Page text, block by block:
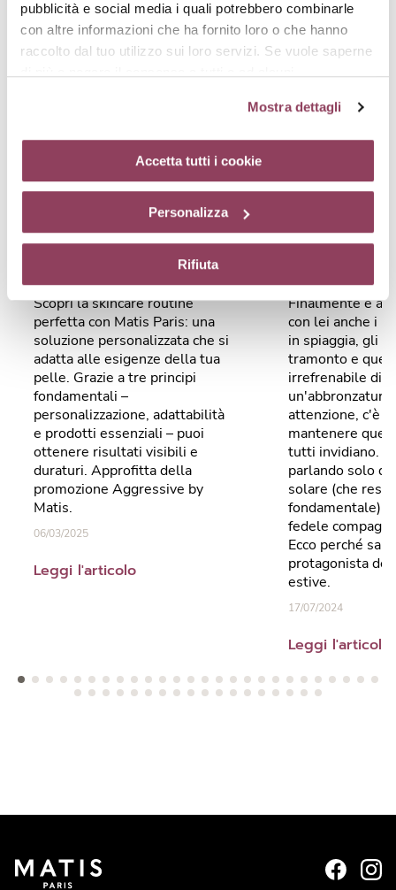
pubblicità e social media i quali potrebbero combinarle
con altre informazioni che ha fornito loro o che hanno
raccolto dal tuo utilizzo sui loro servizi. Se vuole saperne
cliccando sul tasto “Accetta tutti i cookie”. Se non vuole i
“Rifiuta”. Chiudendo questo banner tramite l’apposito
comando “X” continuerai la navigazione del sito in
diversi da quelli tecnici.
Mostra dettagli
Accetta tutti i cookie
Personalizza
Rifiuta
NEWS & COMUNICATI
Skincare
perfetta: la
soluzione
personalizzata
by Matis Paris
Scopri la skincare routine
perfetta con Matis Paris: una
soluzione personalizzata che si
adatta alle esigenze della tua
pelle. Grazie a tre principi
fondamentali –
personalizzazione, adattabilità
e prodotti essenziali – puoi
ottenere risultati visibili e
duraturi. Approfitta della
promozione Aggressive by
Matis.
06/03/2025
Leggi l'articolo
NEWS &
L'estate
una
lungo!
Finalmente è
con lei anche i
in spiaggia, gli
tramonto e
irrefrenabile di
attenzione, c'è
mantenere
tutti invidiano.
parlando solo
solare (che
fondamentale),
fedele
Ecco perché
protagonista
estive.
17/07/2024
Leggi l'articolo